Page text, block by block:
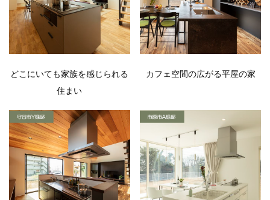
どこにいても家族を感じられる
住まい
カフェ空間の広がる平屋の家